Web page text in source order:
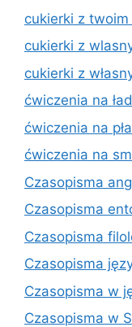
cukierki z twoim
cukierki z
cukierki z
ćwiczenia na
ćwiczenia na
ćwiczenia na
Czasopisma
Czasopisma
Czasopisma
Czasopisma
Czasopisma w
Czasopisma w